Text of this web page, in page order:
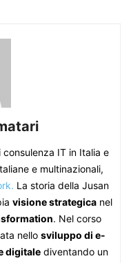
IT in Italia e
e multinazionali,
La storia della Jusan
visione strategica nel
. Nel corso
nello sviluppo di e-
digitalediventando un